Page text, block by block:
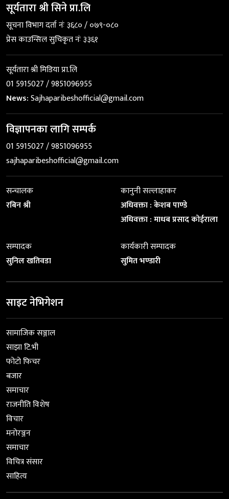
सूर्यतारा श्री सिने प्रा.लि
सूचना विभाग दर्ता नंः ३६८० / ०७९-०८०
प्रेस काउन्सिल सुचिकृत नंः ३३६१
सूर्यतारा श्री मिडिया प्रा.लि
01 5915027 / 9851096955
News:Sajhaparibeshofficial@gmail.com
विज्ञापनका लागि सम्पर्क
01 5915027 / 9851096955
sajhaparibeshofficial@gmail.com
सन्चालक
रबिन श्री
कानुनी सल्लाहाकर
अधिवक्ता : केशब पाण्डे
अधिवक्ता : माधब प्रसाद कोईराला
सम्पादक
सुनिल खतिवडा
कार्यकारी सम्पादक
सुमित भण्डारी
साइट नेभिगेशन
सामाजिक सञ्जाल
साझा टि.भी
फोटो फिचर
बजार
समाचार
राजनीति विशेष
विचार
मनोरञ्जन
समाचार
विचित्र संसार
साहित्य